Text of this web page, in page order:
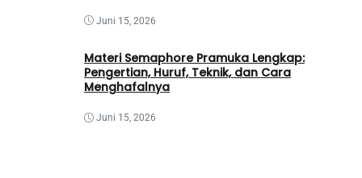
Juni 15, 2026
Materi Semaphore Pramuka Lengkap:
Pengertian, Huruf, Teknik, dan Cara
Menghafalnya
Juni 15, 2026